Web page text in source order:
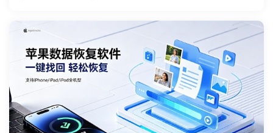
仅需要简单几步即可完成，是一款提高办事效率的办公小能
手！